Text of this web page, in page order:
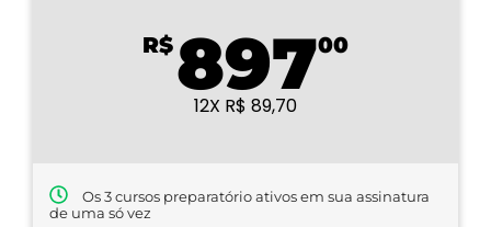
R$89700
12X R$ 89,70
Os 3 cursos preparatório ativos em sua assinatura
de uma só vez